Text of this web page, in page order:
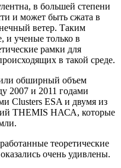
в большей степени
и может быть сжата в
ветер. Таким
и ученые только в
рамки для
в такой среде.
обширный объем
2007 и 2011 годами
Clusters ESA и двумя из
THEMIS НАСА, которые
теоретические
очень удивлены.